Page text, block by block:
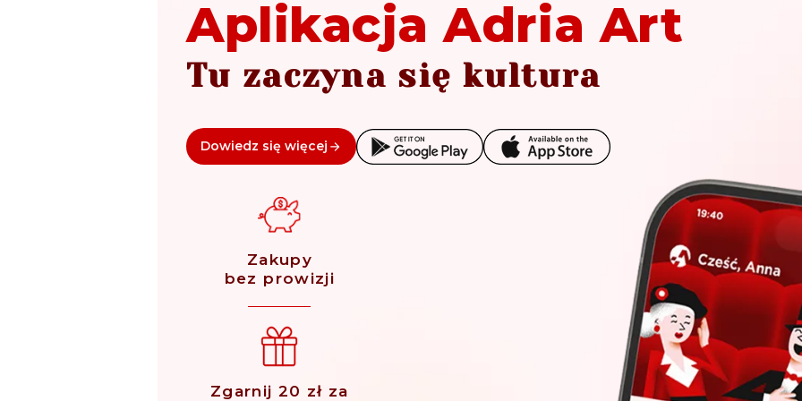
Aplikacja Adria Art
Tu zaczyna się kultura
Dowiedz się więcej
Zakupy
bez prowizji
Zgarnij 20 zł za